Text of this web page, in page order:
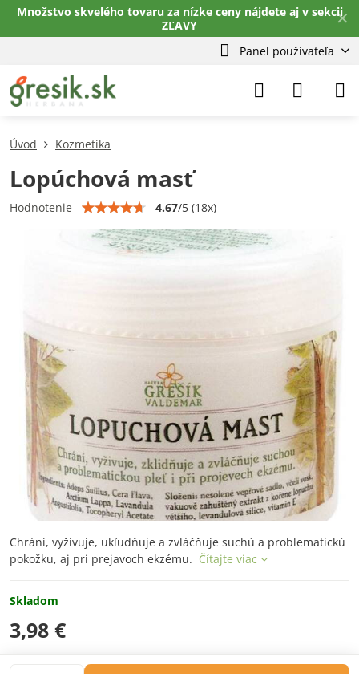
✕
Množstvo skvelého tovaru za nízke ceny nájdete aj v sekcii
ZĽAVY
Panel používateľa
Úvod Kozmetika
Lopúchová masť
Hodnotenie 4.67/5 (18x)
Chráni, vyživuje, ukľudňuje a zvláčňuje suchú a problematickú
pokožku, aj pri prejavoch ekzému. Čítajte viac
Skladom
3,98 €